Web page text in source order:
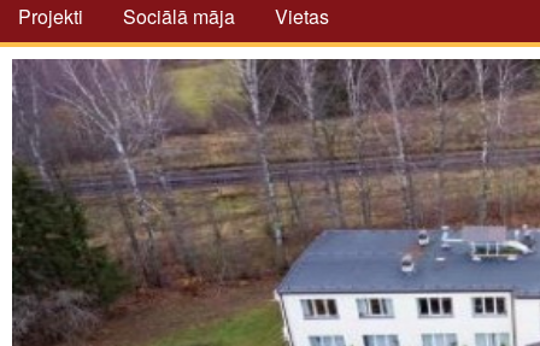
Projekti
Sociālā māja Vietas